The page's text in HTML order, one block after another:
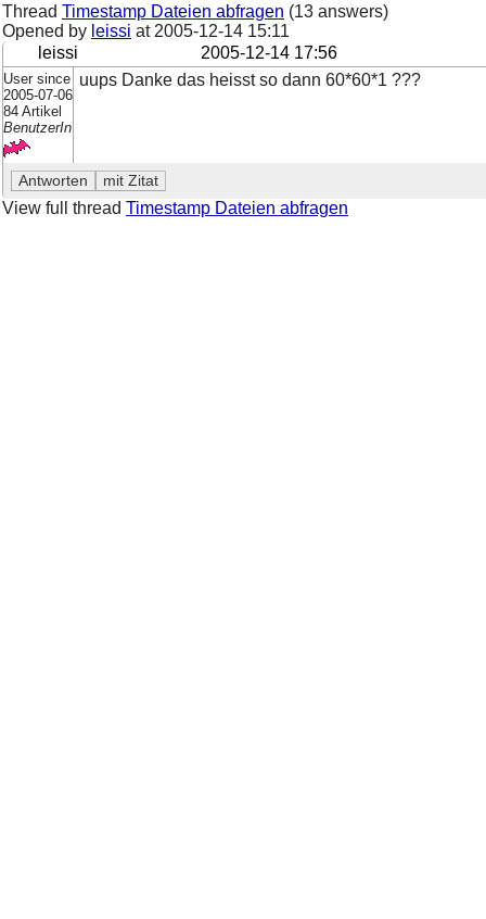
Thread Timestamp Dateien abfragen (13 answers)
Opened by leissi at 2005-12-14 15:11
leissi
2005-12-14 17:56
User since
2005-07-06
84 Artikel
BenutzerIn
uups Danke das heisst so dann 60*60*1 ???
View full thread Timestamp Dateien abfragen